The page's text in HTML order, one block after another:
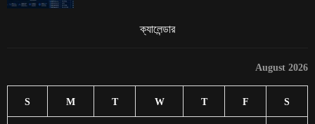
ক্যালেন্ডার
August 2026
S M T W T F S